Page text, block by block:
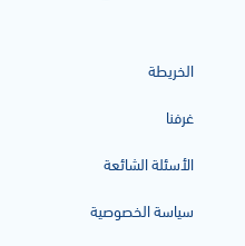
الخريطة
غرفنا
الأسئلة الشائعة
سياسة الخصوصية